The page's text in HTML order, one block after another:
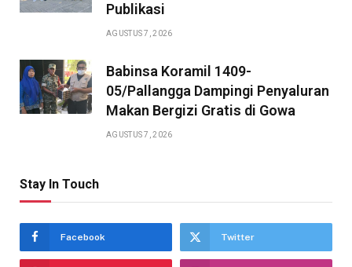
Publikasi
AGUSTUS 7, 2026
Babinsa Koramil 1409-
05/Pallangga Dampingi Penyaluran
Makan Bergizi Gratis di Gowa
AGUSTUS 7, 2026
Stay In Touch
Facebook Twitter